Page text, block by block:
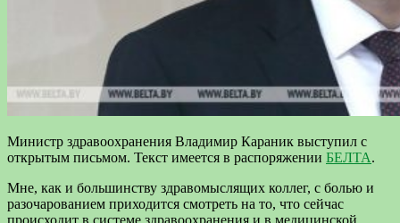
Министр здравоохранения Владимир Караник выступил с
открытым письмом. Текст имеется в распоряжении БЕЛТА.
Мне, как и большинству здравомыслящих коллег, с болью и
разочарованием приходится смотреть на то, что сейчас
происходит в системе здравоохранения и в медицинской